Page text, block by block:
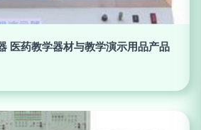
医药教学器材与教学演示用品产品